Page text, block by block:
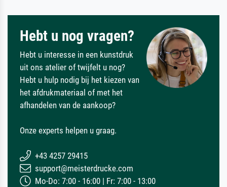
Hebt u nog vragen?
Hebt u interesse in een kunstdruk
uit ons atelier of twijfelt u nog?
Hebt u hulp nodig bij het kiezen van
het afdrukmateriaal of met het
afhandelen van de aankoop?
Onze experts helpen u graag.
+43 4257 29415
support@meisterdrucke.com
Mo-Do: 7:00 - 16:00 | Fr: 7:00 - 13:00